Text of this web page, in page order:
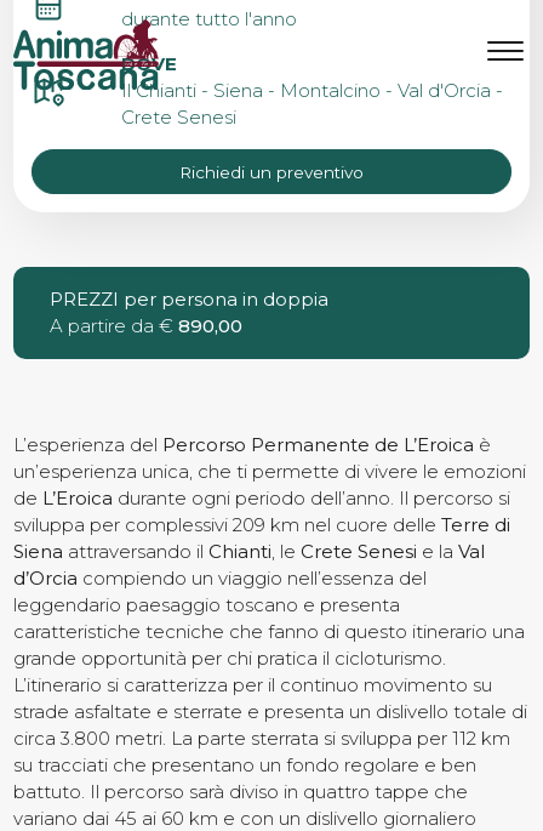
PERCORSO DE L’EROICA
IN 4 TAPPE – SELF
GUIDED
durante tutto l'anno
DOVE
Il Chianti - Siena - Montalcino - Val d'Orcia -
Crete Senesi
Richiedi un preventivo
PREZZI per persona in doppia
A partire da €890,00
L’esperienza del Percorso Permanente de L’Eroica è
un’esperienza unica, che ti permette di vivere le emozioni
de L’Eroica durante ogni periodo dell’anno. Il percorso si
sviluppa per complessivi 209 km nel cuore delleTerre di
Siena attraversando il Chianti, le Crete Senesi e laVal
d’Orcia compiendo un viaggio nell’essenza del
leggendario paesaggio toscano e presenta
caratteristiche tecniche che fanno di questo itinerario una
grande opportunità per chi pratica il cicloturismo.
L’itinerario si caratterizza per il continuo movimento su
strade asfaltate e sterrate e presenta un dislivello totale di
circa 3.800 metri. La parte sterrata si sviluppa per 112 km
su tracciati che presentano un fondo regolare e ben
battuto. Il percorso sarà diviso in quattro tappe che
variano dai 45 ai 60 km e con un dislivello giornaliero
MENU EN
Bike Tours
Eroica
Chi siamo
Contatti